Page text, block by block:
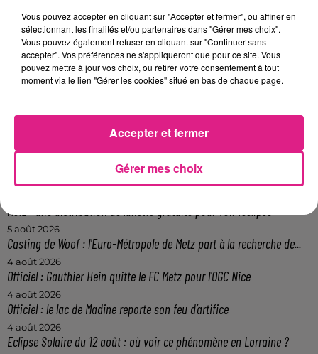
Les organisateurs espèrent qu’il fasse beau,
que les familles « viennent et découvrent,
prennent du bonheur qu’ils ne voient plus
en ville », conclut Bernard Staudt.
Lorraine : une journée pas comme les autres au Parc animalier de...
Metz : une distribution de lunette gratuite pour voir l’éclipse
5 août 2026
Casting de Woof : l'Euro-Métropole de Metz part à la recherche de...
4 août 2026
Officiel : Gauthier Hein quitte le FC Metz pour l'OGC Nice
4 août 2026
Officiel : le lac de Madine reporte son feu d’artifice
4 août 2026
Eclipse Solaire du 12 août : où voir ce phénomène en Lorraine ?
Vous pouvez accepter en cliquant sur "Accepter et fermer", ou affiner en
sélectionnant les finalités et/ou partenaires dans "Gérer mes choix".
Vous pouvez également refuser en cliquant sur "Continuer sans
accepter". Vos préférences ne s'appliqueront que pour ce site. Vous
pouvez mettre à jour vos choix, ou retirer votre consentement à tout
moment via le lien "Gérer les cookies" situé en bas de chaque page.
Gérer mes choix
Accepter et fermer